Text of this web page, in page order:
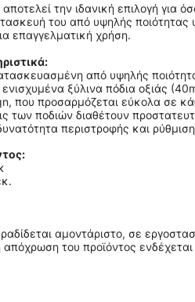
αποτελεί την ιδανική επιλογή για
του από υψηλής ποιότητας
επαγγελματική χρήση.
από υψηλής
ξύλινα πόδια οξιάς
που προσαρμόζεται εύκολα σε
των ποδιών διαθέτουν
περιστροφής και
αμοντάριστο, σε
του προϊόντος